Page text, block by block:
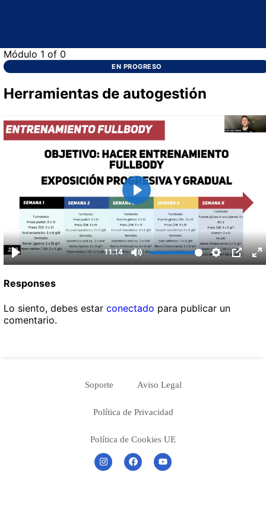
Módulo 1of 0
EN PROGRESO
Herramientas de autogestión
Responses
Lo siento, debes estarconectado para publicar un
comentario.
Soporte Aviso Legal
Política de Privacidad
Política de Cookies UE